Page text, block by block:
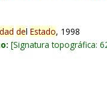
delEstado, 1998
Signatura topográfica: